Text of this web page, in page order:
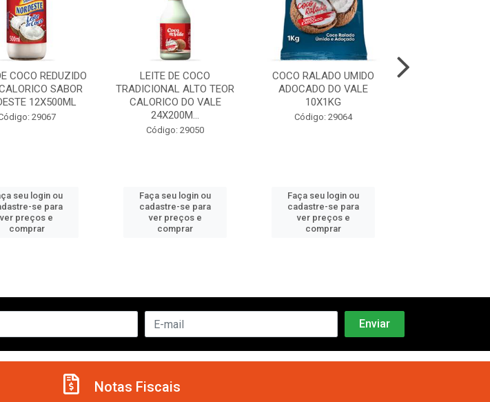
COCO REDUZIDO
SABOR
12X500ML
29067
seu login ou
se para
ver preços e
comprar
LEITE DE COCO
TRADICIONAL ALTO TEOR
CALORICO DO VALE
24X200M...
Código: 29050
Faça seu login ou
cadastre-se para
ver preços e
comprar
COCO RALADO UMIDO
ADOCADO DO VALE
10X1KG
Código: 29064
Faça seu login ou
cadastre-se para
ver preços e
comprar
Notas Fiscais